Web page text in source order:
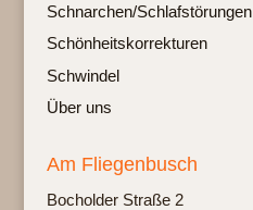
Schnarchen/Schlafstörungen
Schönheitskorrekturen
Schwindel
Über uns
Am Fliegenbusch
Bochol­der Stra­ße 2